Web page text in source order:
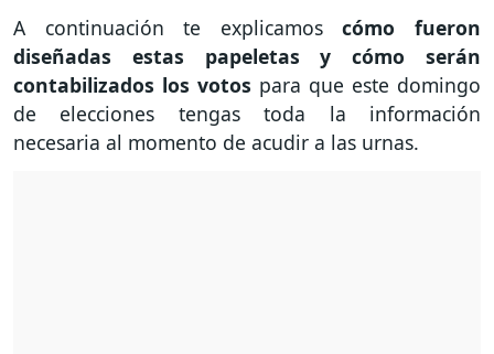
A continuación te explicamoscómo fueron
diseñadas estas papeletas y cómo serán
contabilizados los votos para que este domingo
de elecciones tengas toda la información
necesaria al momento de acudir a las urnas.